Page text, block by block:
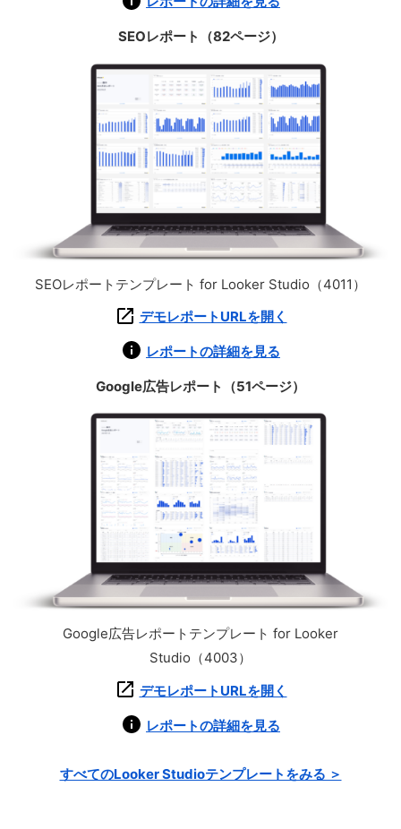
SEOレポート（82ページ）
SEOレポートテンプレート for Looker Studio（4011）
デモレポートURLを開く
レポートの詳細を見る
Google広告レポート（51ページ）
Google広告レポートテンプレート for Looker
Studio（4003）
デモレポートURLを開く
レポートの詳細を見る
すべてのLooker Studioテンプレートをみる ＞